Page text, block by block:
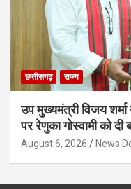
छत्तीसगढ़ राज्य
उप मुख्यमंत्री विजय
पर रेणुका गोस्वामी को दी
August 6, 2026 News